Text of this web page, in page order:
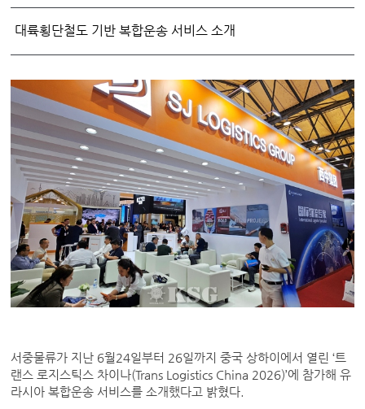
대륙횡단철도 기반 복합운송 서비스 소개
서중물류가 지난 6월24일부터 26일까지 중국 상하이에서 열린 ‘트
랜스 로지스틱스 차이나(Trans Logistics China 2026)’에 참가해 유
라시아 복합운송 서비스를 소개했다고 밝혔다.